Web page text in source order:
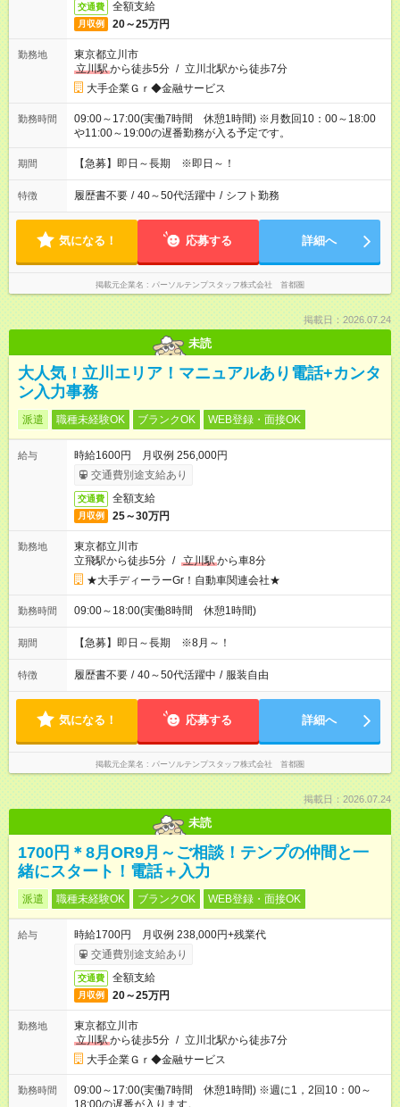
交通費 全額支給
月収例 20～25万円
勤務地
東京都立川市
立川駅から徒歩5分 / 立川北駅から徒歩7分
大手企業Ｇｒ◆金融サービス
勤務時間
09:00～17:00(実働7時間 休憩1時間) ※月数回10：00～18:00
や11:00～19:00の遅番勤務が入る予定です。
期間 【急募】即日～長期 ※即日～！
特徴 履歴書不要 / 40～50代活躍中 / シフト勤務
気になる！ 応募する 詳細へ
掲載元企業名 パーソルテンプスタッフ株式会社 首都圏
掲載日：2026.07.24
未読
大人気！立川エリア！マニュアルあり電話+カンタ
ン入力事務
派遣 職種未経験OK ブランクOK WEB登録・面接OK
給与
時給1600円 月収例 256,000円
交通費別途支給あり
交通費 全額支給
月収例 25～30万円
勤務地
東京都立川市
立飛駅から徒歩5分 / 立川駅から車8分
★大手ディーラーGr！自動車関連会社★
勤務時間 09:00～18:00(実働8時間 休憩1時間)
期間 【急募】即日～長期 ※8月～！
特徴 履歴書不要 / 40～50代活躍中 / 服装自由
気になる！ 応募する 詳細へ
掲載元企業名 パーソルテンプスタッフ株式会社 首都圏
掲載日：2026.07.24
未読
1700円＊8月OR9月～ご相談！テンプの仲間と一
緒にスタート！電話＋入力
派遣 職種未経験OK ブランクOK WEB登録・面接OK
給与
時給1700円 月収例 238,000円+残業代
交通費別途支給あり
交通費 全額支給
月収例 20～25万円
勤務地
東京都立川市
立川駅から徒歩5分 / 立川北駅から徒歩7分
大手企業Ｇｒ◆金融サービス
勤務時間
09:00～17:00(実働7時間 休憩1時間) ※週に1，2回10：00～
18:00の遅番が入ります。